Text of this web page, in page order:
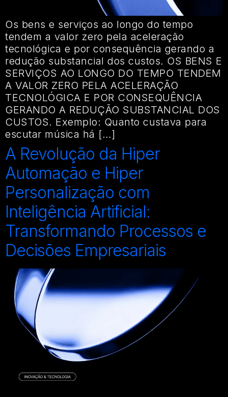
Os bens e serviços ao longo do tempo
tendem a valor zero pela aceleração
tecnológica e por consequência gerando a
redução substancial dos custos. OS BENS E
SERVIÇOS AO LONGO DO TEMPO TENDEM
A VALOR ZERO PELA ACELERAÇÃO
TECNOLÓGICA E POR CONSEQUÊNCIA
GERANDO A REDUÇÃO SUBSTANCIAL DOS
CUSTOS. Exemplo: Quanto custava para
escutar música há […]
A Revolução da Hiper
Automação e Hiper
Personalização com
Inteligência Artificial:
Transformando Processos e
Decisões Empresariais